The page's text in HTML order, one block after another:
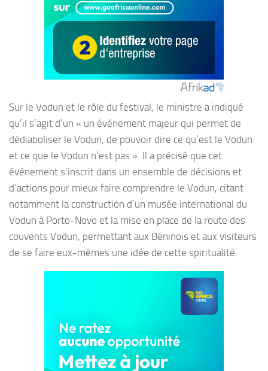
Sur le Vodun et le rôle du festival, le ministre a indiqué
qu’il s’agit d’un « un événement majeur qui permet de
dédiaboliser le Vodun, de pouvoir dire ce qu’est le Vodun
et ce que le Vodun n’est pas ». Il a précisé que cet
événement s’inscrit dans un ensemble de décisions et
d’actions pour mieux faire comprendre le Vodun, citant
notamment la construction d’un musée international du
Vodun à Porto-Novo et la mise en place de la route des
couvents Vodun, permettant aux Béninois et aux visiteurs
de se faire eux-mêmes une idée de cette spiritualité.